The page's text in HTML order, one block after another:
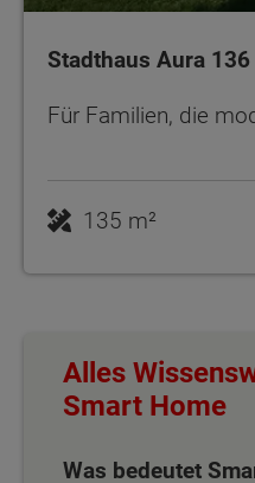
Stadthaus Aura 136
Für Familien, die
135 m²
Alles
Smart Home
Was bedeutet